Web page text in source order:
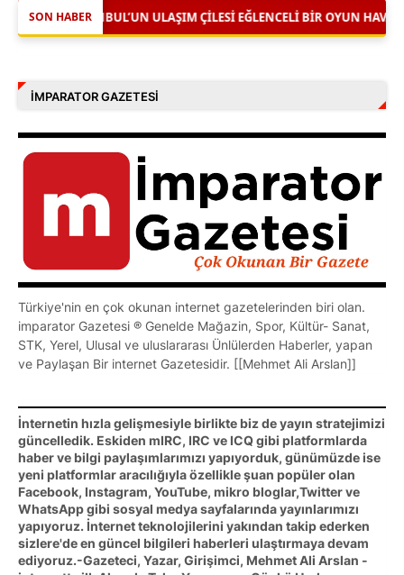
SON HABER
ÇILESI EĞLENCELI BIR OYUN HAVASINA DÖNÜŞTÜ: ARZU
İMPARATOR GAZETESI
Türkiye'nin en çok okunan internet gazetelerinden biri olan.
imparator Gazetesi ® Genelde Mağazin, Spor, Kültür- Sanat,
STK, Yerel, Ulusal ve uluslararası Ünlülerden Haberler, yapan
ve Paylaşan Bir internet Gazetesidir. [[Mehmet Ali Arslan]]
İnternetin hızla gelişmesiyle birlikte biz de yayın stratejimizi
güncelledik. Eskiden mIRC, IRC ve ICQ gibi platformlarda
haber ve bilgi paylaşımlarımızı yapıyorduk, günümüzde ise
yeni platformlar aracılığıyla özellikle şuan popüler olan
Facebook, Instagram, YouTube, mikro bloglar,Twitter ve
WhatsApp gibi sosyal medya sayfalarında yayınlarımızı
yapıyoruz. İnternet teknolojilerini yakından takip ederken
sizlere'de en güncel bilgileri haberleri ulaştırmaya devam
ediyoruz.-Gazeteci, Yazar, Girişimci, Mehmet Ali Arslan -